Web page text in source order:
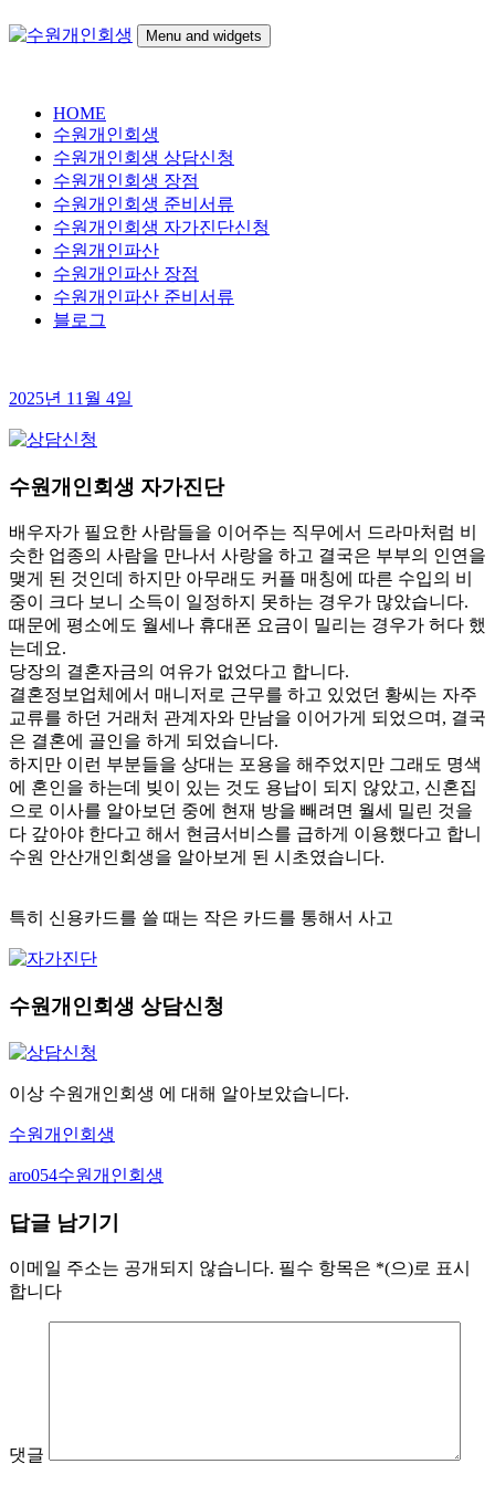
to
Menu and widgets
HOME
수원개인회생
수원개인회생 상담신청
수원개인회생 장점
수원개인회생 준비서류
수원개인회생 자가진단신청
수원개인파산
수원개인파산 장점
수원개인파산 준비서류
블로그
2025년 11월 4일
수원개인회생 자가진단
배우자가 필요한 사람들을 이어주는 직무에서 드라마처럼 비
슷한 업종의 사람을 만나서 사랑을 하고 결국은 부부의 인연을
맺게 된 것인데 하지만 아무래도 커플 매칭에 따른 수입의 비
중이 크다 보니 소득이 일정하지 못하는 경우가 많았습니다.
때문에 평소에도 월세나 휴대폰 요금이 밀리는 경우가 허다 했
는데요.
당장의 결혼자금의 여유가 없었다고 합니다.
​결혼정보업체에서 매니저로 근무를 하고 있었던 황씨는 자주
교류를 하던 거래처 관계자와 만남을 이어가게 되었으며, 결국
은 결혼에 골인을 하게 되었습니다.
하지만 이런 부분들을 상대는 포용을 해주었지만 그래도 명색
에 혼인을 하는데 빚이 있는 것도 용납이 되지 않았고, 신혼집
으로 이사를 알아보던 중에 현재 방을 빼려면 월세 밀린 것을
다 갚아야 한다고 해서 현금서비스를 급하게 이용했다고 합니
수원 안산개인회생을 알아보게 된 시초였습니다.
특히 신용카드를 쓸 때는 작은 카드를 통해서 사고
수원개인회생 상담신청
이상 수원개인회생 에 대해 알아보았습니다.
수원개인회생
Author
aro054Tags
수원개인회생
답글 남기기
이메일 주소는 공개되지 않습니다. 필수 항목은 *(으)로 표시
합니다
댓글